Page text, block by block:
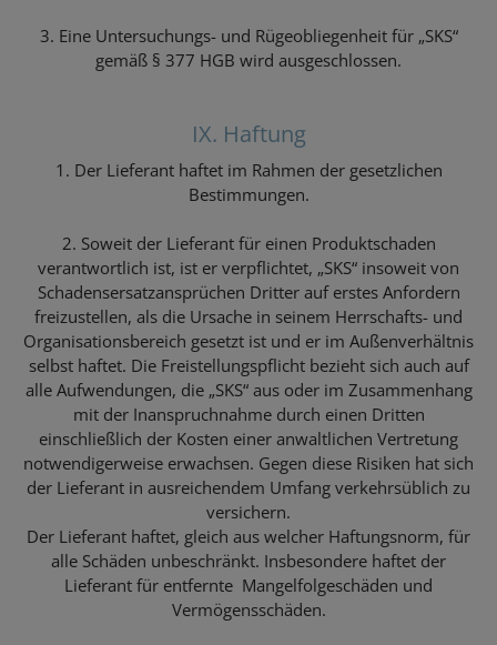
3. Eine Untersuchungs- und Rügeobliegenheit für „SKS“
gemäß § 377 HGB wird ausgeschlossen.
IX. Haftung
1. Der Lieferant haftet im Rahmen der gesetzlichen
Bestimmungen.
2. Soweit der Lieferant für einen Produktschaden
verantwortlich ist, ist er verpflichtet, „SKS“ insoweit von
Schadensersatzansprüchen Dritter auf erstes Anfordern
freizustellen, als die Ursache in seinem Herrschafts- und
Organisationsbereich gesetzt ist und er im Außenverhältnis
selbst haftet. Die Freistellungspflicht bezieht sich auch auf
alle Aufwendungen, die „SKS“ aus oder im Zusammenhang
mit der Inanspruchnahme durch einen Dritten
einschließlich der Kosten einer anwaltlichen Vertretung
notwendigerweise erwachsen. Gegen diese Risiken hat sich
der Lieferant in ausreichendem Umfang verkehrsüblich zu
versichern.
Der Lieferant haftet, gleich aus welcher Haftungsnorm, für
alle Schäden unbeschränkt. Insbesondere haftet der
Lieferant für entfernte Mangelfolgeschäden und
Vermögensschäden.